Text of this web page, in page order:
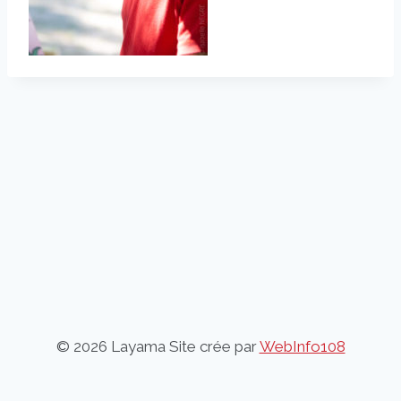
© 2026 Layama Site crée parWebInfo108